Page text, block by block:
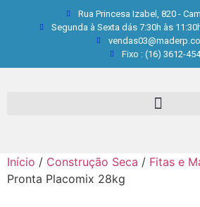
Rua Princesa Izabel, 820 -
Segunda à Sexta dás 7:30h às
Fixo : (16) 3612-
Início / Construção Seca / Fitas e
Pronta Placomix 28kg